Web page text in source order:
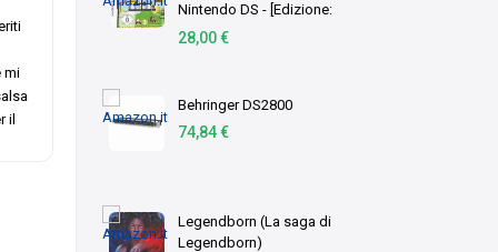
Nintendo DS - [Edizione:
Germania]
28,00 €
Behringer DS2800
74,84 €
Legendborn (La saga di
Legendborn)
mi
il